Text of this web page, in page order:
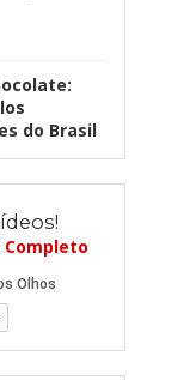
do Brasil
Completo